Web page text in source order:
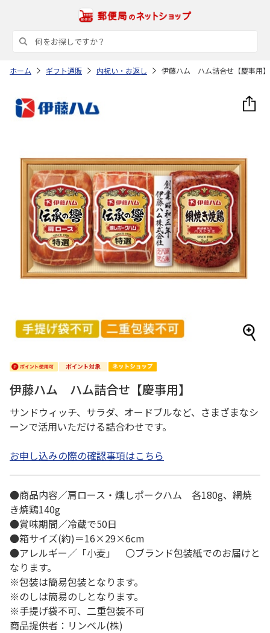
ホーム ギフト通販 内祝い・お返し 伊藤ハム ハム詰合せ【慶事用】
伊藤ハム ハム詰合せ【慶事用】
サンドウィッチ、サラダ、オードブルなど、さまざまなシ
ーンで活用いただける詰合わせです。
お申し込みの際の確認事項はこちら
●商品内容／肩ロース・燻しポークハム 各180g、網焼
き焼鶏140g
●賞味期間／冷蔵で50日
●箱サイズ(約)＝16×29×6cm
●アレルギー／「小麦」 〇ブランド包装紙でのお届けと
なります。
※包装は簡易包装となります。
※のしは簡易のしとなります。
※手提げ袋不可、二重包装不可
商品提供者：リンベル(株)